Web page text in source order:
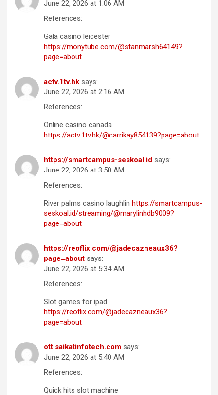
June 22, 2026 at 1:06 AM
References:
Gala casino leicester
https://monytube.com/@stanmarsh64149?
page=about
actv.1tv.hk says:
June 22, 2026 at 2:16 AM
References:
Online casino canada
https://actv.1tv.hk/@carrikay854139?page=about
https://smartcampus-seskoal.id says:
June 22, 2026 at 3:50 AM
References:
River palms casino laughlin https://smartcampus-
seskoal.id/streaming/@marylinhdb9009?
page=about
https://reoflix.com/@jadecazneaux36?
page=about says:
June 22, 2026 at 5:34 AM
References:
Slot games for ipad
https://reoflix.com/@jadecazneaux36?
page=about
ott.saikatinfotech.com says:
June 22, 2026 at 5:40 AM
References:
Quick hits slot machine